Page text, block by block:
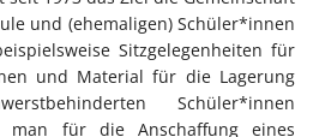
und (ehemaligen) Schüler*innen
Sitzgelegenheiten für
und Material für die Lagerung
Schüler*innen
man für die Anschaffung eines